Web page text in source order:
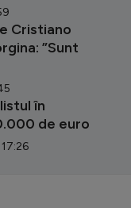
Cristiano
”Sunt
în
de euro